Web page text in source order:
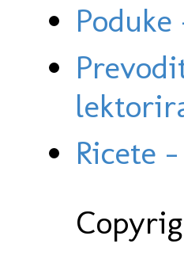
Ricete